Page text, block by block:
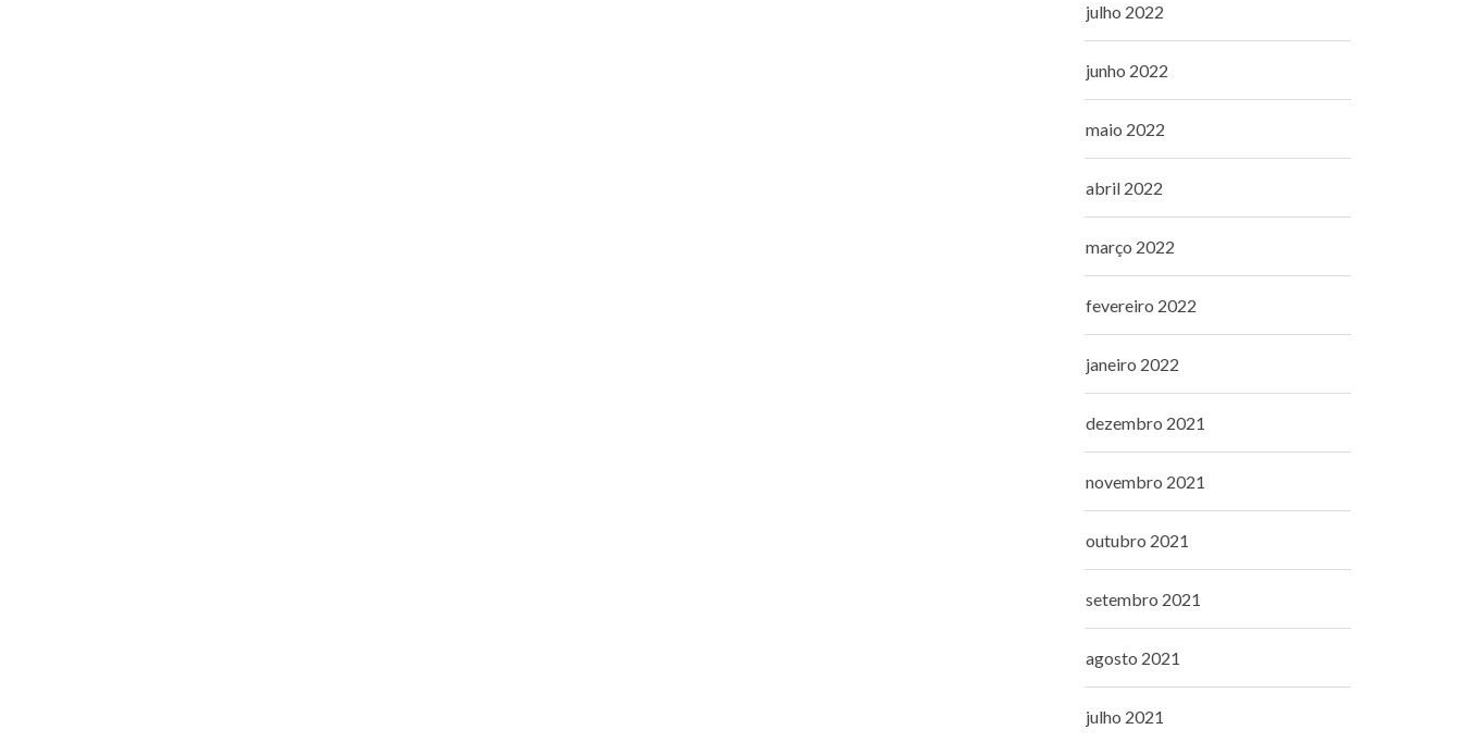
julho 2022
junho 2022
maio 2022
abril 2022
março 2022
fevereiro 2022
janeiro 2022
dezembro 2021
novembro 2021
outubro 2021
setembro 2021
agosto 2021
julho 2021